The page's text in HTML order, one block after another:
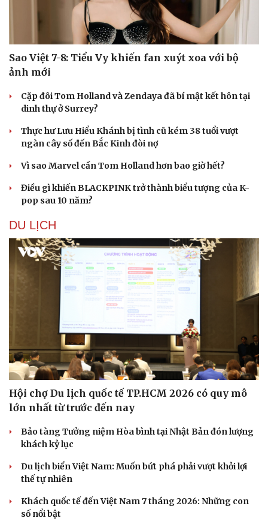
Sức khỏe
Cây thuốc
Nhi khoa
Nam khoa
Phòng mạch online
Ăn sạch sống khỏe
Đời sống
Blog
Sao Việt 7-8: Tiểu Vy khiến fan xuýt xoa với bộ
ảnh mới
Cặp đôi Tom Holland và Zendaya đã bí mật kết hôn tại
dinh thự ở Surrey?
Thực hư Lưu Hiểu Khánh bị tình cũ kém 38 tuổi vượt
ngàn cây số đến Bắc Kinh đòi nợ
Vì sao Marvel cần Tom Holland hơn bao giờ hết?
Điều gì khiến BLACKPINK trở thành biểu tượng của K-
pop sau 10 năm?
DU LỊCH
Hội chợ Du lịch quốc tế TP.HCM 2026 có quy mô
lớn nhất từ trước đến nay
Bảo tàng Tưởng niệm Hòa bình tại Nhật Bản đón lượng
khách kỷ lục
Du lịch biển Việt Nam: Muốn bứt phá phải vượt khỏi lợi
thế tự nhiên
Khách quốc tế đến Việt Nam 7 tháng 2026: Những con
số nổi bật